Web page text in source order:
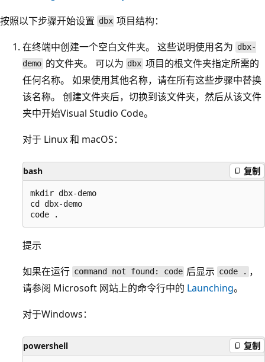
按照以下步骤开始设置 dbx 项目结构：
在终端中创建一个空白文件夹。 这些说明使用名为 dbx-
demo 的文件夹。 可以为 dbx 项目的根文件夹指定所需的
任何名称。 如果使用其他名称，请在所有这些步骤中替换
该名称。 创建文件夹后，切换到该文件夹，然后从该文件
夹中开始Visual Studio Code。
对于 Linux 和 macOS：
bash 复制
mkdir dbx-demo
cd dbx-demo
提示
如果在运行 command not found: code 后显示 code . ，
请参阅 Microsoft 网站上的命令行中的 Launching。
对于Windows：
powershell 复制